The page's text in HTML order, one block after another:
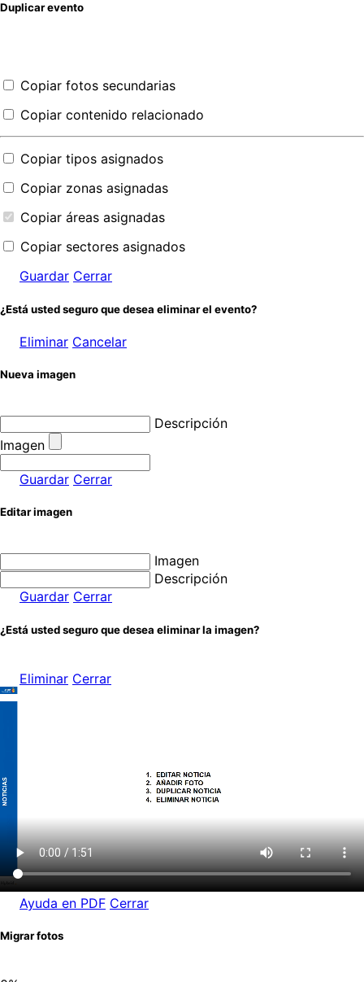
Duplicar evento
Copiar fotos secundarias
Copiar contenido relacionado
Copiar tipos asignados
Copiar zonas asignadas
Copiar áreas asignadas
Copiar sectores asignados
Guardar Cerrar
¿Está usted seguro que desea eliminar el evento?
Eliminar Cancelar
Nueva imagen
Descripción
Imagen
Guardar Cerrar
Editar imagen
Imagen
Descripción
Guardar Cerrar
¿Está usted seguro que desea eliminar la imagen?
Eliminar Cerrar
Ayuda en PDF Cerrar
Migrar fotos